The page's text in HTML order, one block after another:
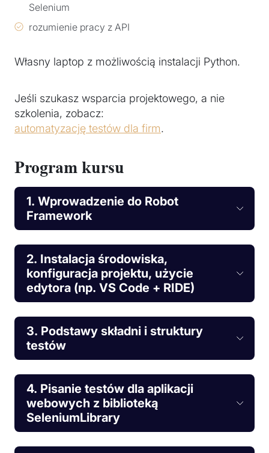
Selenium
rozumienie pracy z API
Własny laptop z możliwością instalacji Python.
Jeśli szukasz wsparcia projektowego, a nie
szkolenia, zobacz:
automatyzację testów dla firm.
Program kursu
1. Wprowadzenie do Robot
Framework
2. Instalacja środowiska,
konfiguracja projektu, użycie
edytora (np. VS Code + RIDE)
3. Podstawy składni i struktury
testów
4. Pisanie testów dla aplikacji
webowych z biblioteką
SeleniumLibrary